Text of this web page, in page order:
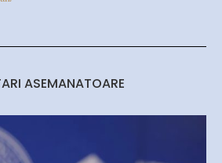
ASEMANATOARE